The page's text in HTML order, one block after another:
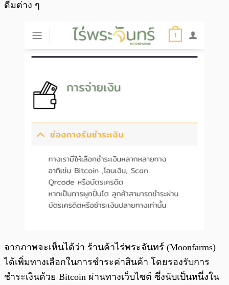
ดื่มต่าง ๆ
จากภาพจะเห็นได้ว่า ร้านค้าไร่พระจันทร์ (Moonfarms)
ได้เพิ่มทางเลือกในการชำระค่าสินค้า โดยรองรับการ
ชำระเงินด้วย Bitcoin ผ่านทางเว็บไซต์ ซึ่งนับเป็นหนึ่งใน